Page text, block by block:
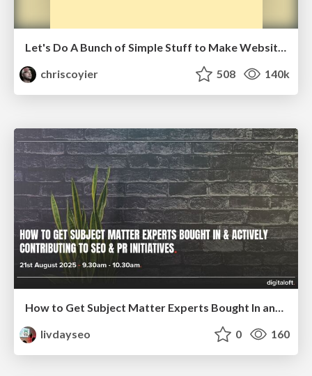
Let's Do A Bunch of Simple Stuff to Make Websites Faster
chriscoyier
508 140k
How to Get Subject Matter Experts Bought In and Actively Contributing to SEO & PR Initiatives.
livdayseo
0 160